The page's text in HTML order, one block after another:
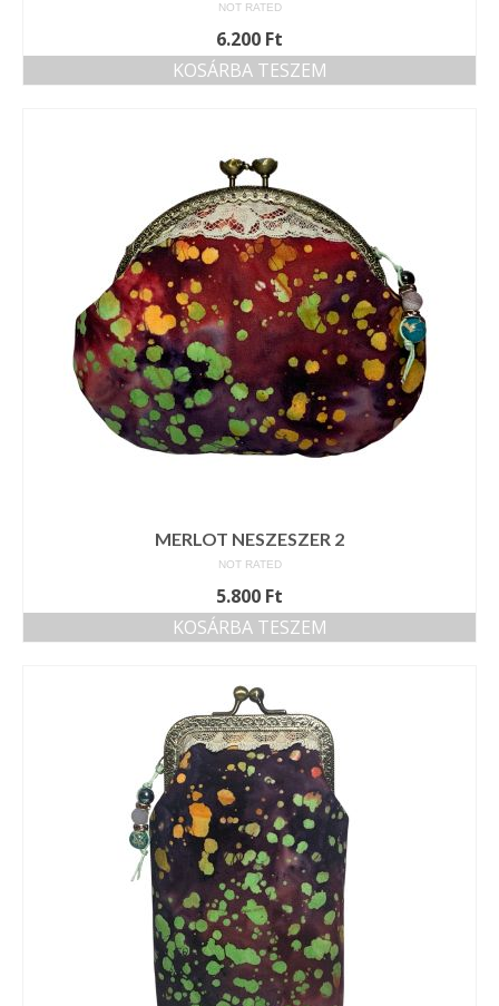
NOT RATED
6.200 Ft
KOSÁRBA TESZEM
MERLOT NESZESZER 2
NOT RATED
5.800 Ft
KOSÁRBA TESZEM